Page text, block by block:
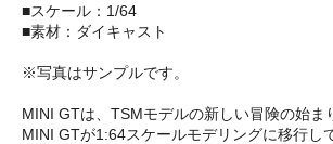
■スケール：1/64
■素材：ダイキャスト
※写真はサンプルです。
MINI GTは、TSMモデルの新しい冒険の始ま
MINI GTが1:64スケールモデリングに移行し